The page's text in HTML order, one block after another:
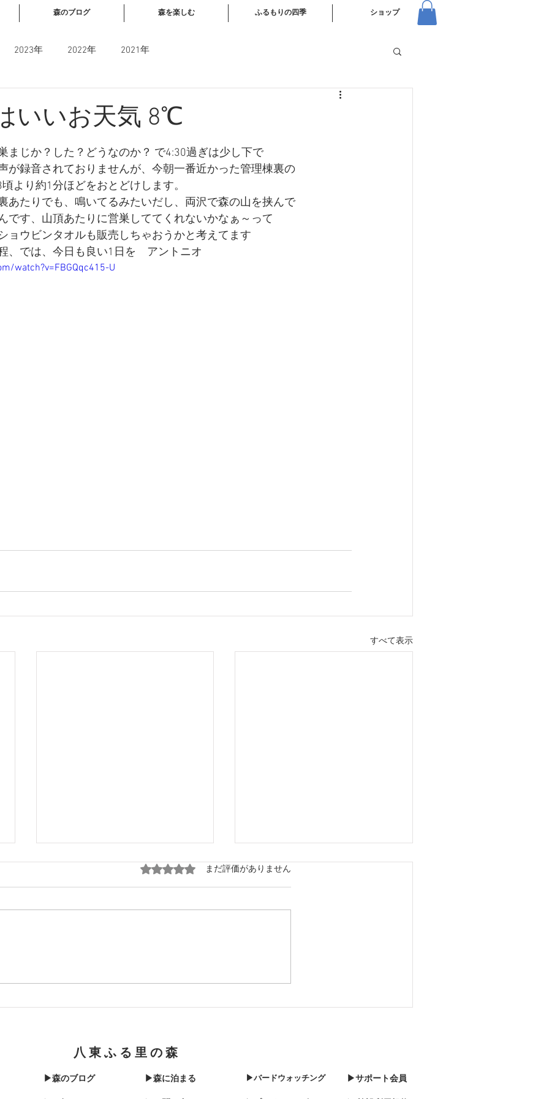
森のブログ 森を楽しむ ふるもりの四季 ショップ
2023年 2022年 2021年
いいお天気 8℃
まじか？した？どうなのか？ で4:30過ぎは少し下で
が録音されておりませんが、今朝一番近かった管理棟裏の
より約1分ほどをおとどけします。
あたりでも、鳴いてるみたいだし、両沢で森の山を挟んで
です、山頂あたりに営巣しててくれないかなぁ～って
ョウビンタオルも販売しちゃおうかと考えてます
、では、今日も良い1日を　アントニオ
watch?v=FBGQqc415-U
すべて表示
けど
きました
5つ星のうち0と評価されています。
まだ評価がありません
八東ふる里の森
▶森のブログ ▶森に泊まる ▶バードウォッチング ▶サポート会員